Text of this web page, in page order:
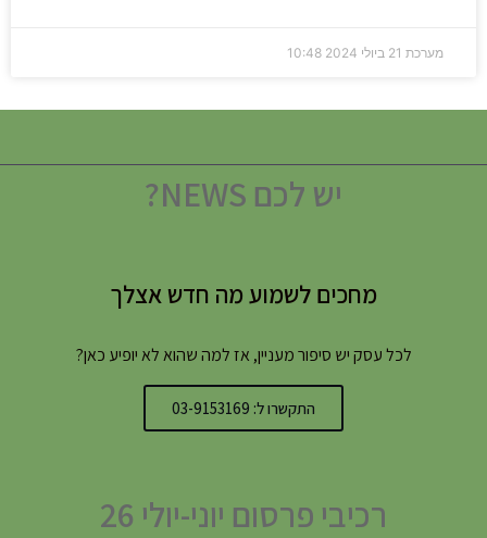
מערכת 21 ביולי 2024 10:48
יש לכם NEWS?
מחכים לשמוע מה חדש אצלך
לכל עסק יש סיפור מעניין, אז למה שהוא לא יופיע כאן?
התקשרו ל: 03-9153169
רכיבי פרסום יוני-יולי 26